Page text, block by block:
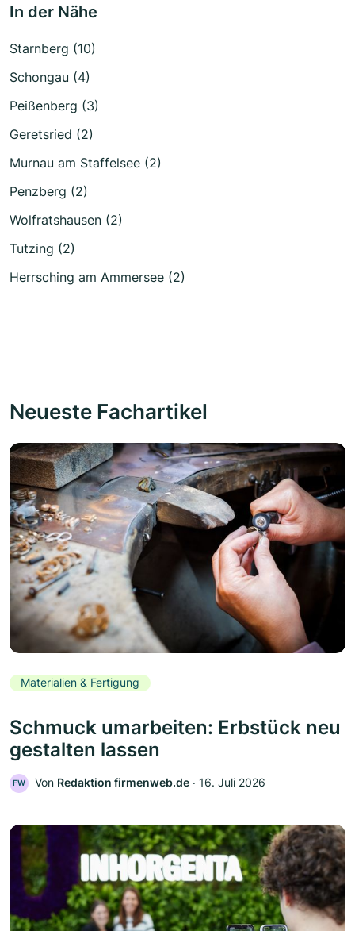
In der Nähe
Starnberg (10)
Schongau (4)
Peißenberg (3)
Geretsried (2)
Murnau am Staffelsee (2)
Penzberg (2)
Wolfratshausen (2)
Tutzing (2)
Herrsching am Ammersee (2)
Neueste Fachartikel
Materialien & Fertigung
Schmuck umarbeiten: Erbstück neu
gestalten lassen
FW Von Redaktion firmenweb.de ‧ 16. Juli 2026